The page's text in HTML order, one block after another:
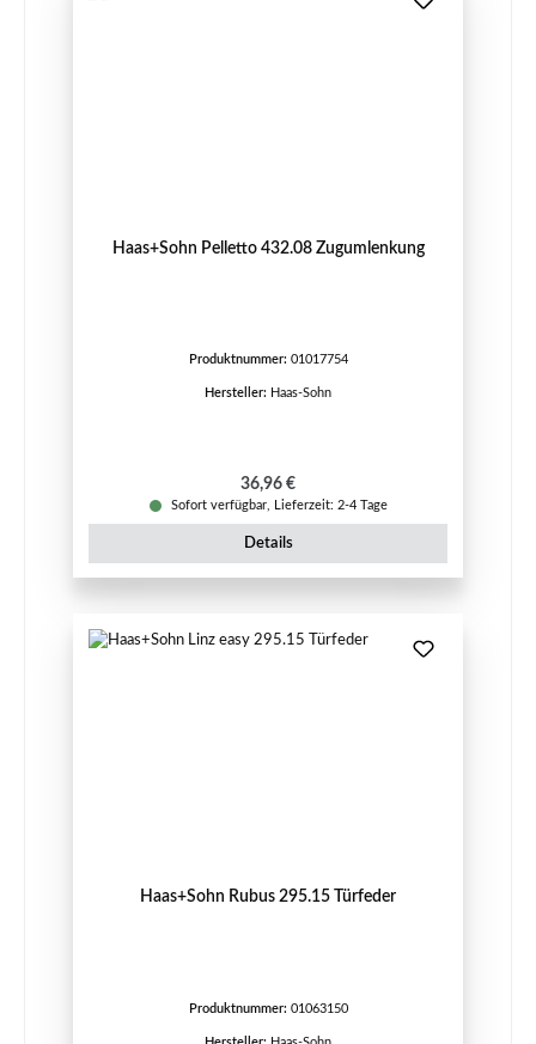
Haas+Sohn Pelletto 432.08 Zugumlenkung
Produktnummer: 01017754
Hersteller: Haas-Sohn
Regulärer Preis:
36,96 €
Sofort verfügbar, Lieferzeit: 2-4 Tage
Details
Haas+Sohn Rubus 295.15 Türfeder
Produktnummer: 01063150